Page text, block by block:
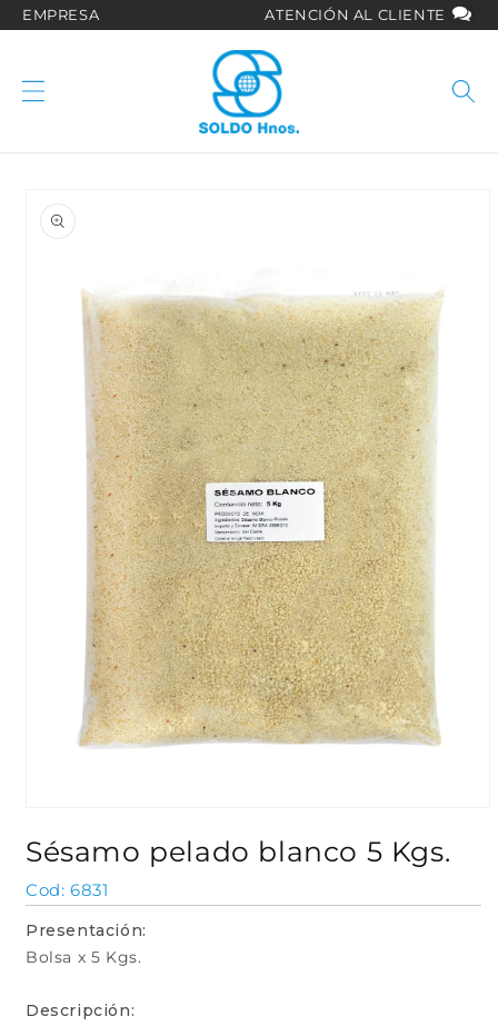
directamente
EMPRESA ATENCIÓN AL CLIENTE
información
multimedia
1
en
una
modal
Sésamo pelado blanco 5 Kgs.
SKU:
6831
Presentación:
Bolsa x 5 Kgs.
Descripción: